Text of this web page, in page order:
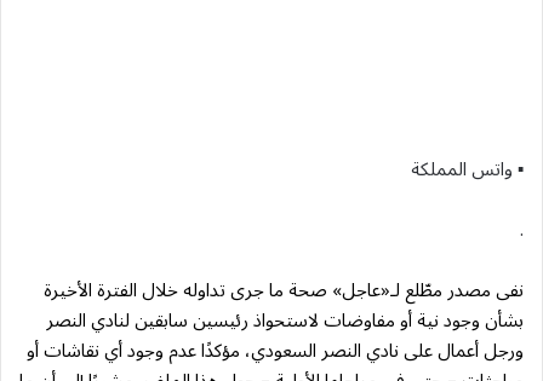
▪︎ واتس المملكة
.
نفى مصدر مطّلع لـ«عاجل» صحة ما جرى تداوله خلال الفترة الأخيرة
بشأن وجود نية أو مفاوضات لاستحواذ رئيسين سابقين لنادي النصر
ورجل أعمال على نادي النصر السعودي، مؤكدًا عدم وجود أي نقاشات أو